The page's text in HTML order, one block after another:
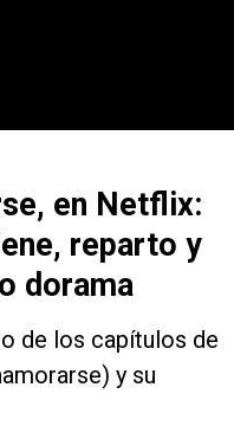
en Netflix:
reparto y
dorama
de los capítulos de
y su